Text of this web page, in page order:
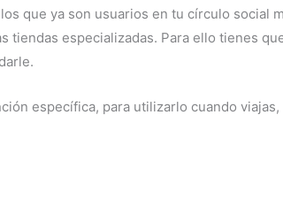
que ya son usuarios en tu círculo social
tiendas especializadas. Para ello tienes
específica, para utilizarlo cuando